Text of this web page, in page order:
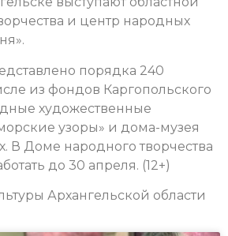
и центр народных
порядка 240
из фондов Каргопольского
художественные
узоры» и дома-музея
В Доме народного творчества
до 30 апреля. (12+)
Архангельской области